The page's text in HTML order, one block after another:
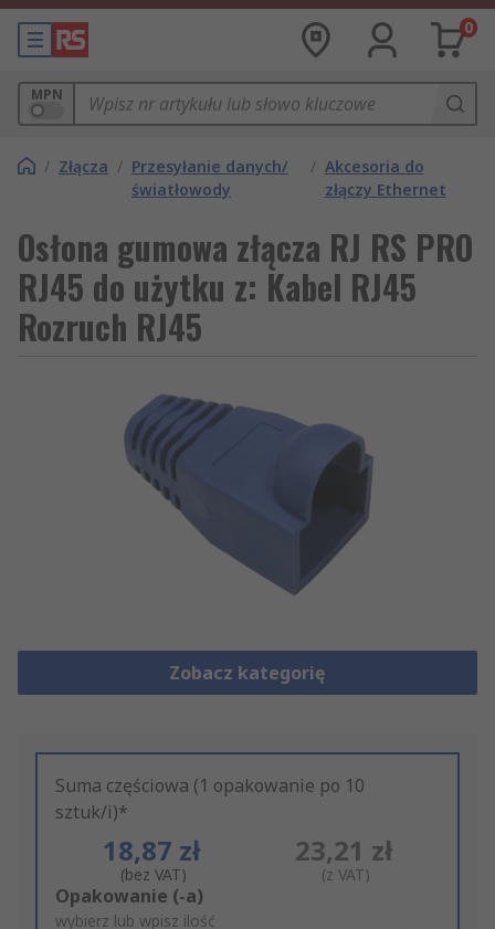
0
MPN
/ Złącza / Przesyłanie danych/
światłowody
/ Akcesoria do
złączy Ethernet
Osłona gumowa złącza RJ RS PRO
RJ45 do użytku z: Kabel RJ45
Rozruch RJ45
Zobacz kategorię
Suma częściowa (1 opakowanie po 10
sztuk/i)*
18,87 zł
(bez VAT)
23,21 zł
(z VAT)
Add
to
Opakowanie (-a)
wybierz lub wpisz ilość